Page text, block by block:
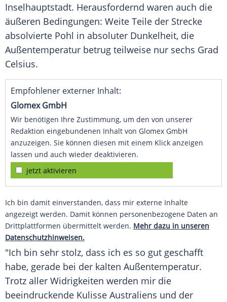
Inselhauptstadt. Herausfordernd waren auch die
äußeren Bedingungen: Weite Teile der Strecke
absolvierte Pohl in absoluter Dunkelheit, die
Außentemperatur betrug teilweise nur sechs Grad
Celsius.
Empfohlener externer Inhalt:
Glomex GmbH
Wir benötigen Ihre Zustimmung, um den von unserer
Redaktion eingebundenen Inhalt von Glomex GmbH
anzuzeigen. Sie können diesen mit einem Klick anzeigen
lassen und auch wieder deaktivieren.
jetzt aktivieren
Ich bin damit einverstanden, dass mir externe Inhalte
angezeigt werden. Damit können personenbezogene Daten an
Drittplattformen übermittelt werden. Mehr dazu in unseren
Datenschutzhinweisen.
"Ich bin sehr stolz, dass ich es so gut geschafft
habe, gerade bei der kalten Außentemperatur.
Trotz aller Widrigkeiten werden mir die
beeindruckende Kulisse Australiens und der